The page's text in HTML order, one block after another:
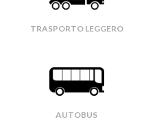
TRASPORTO LEGGERO
AUTOBUS